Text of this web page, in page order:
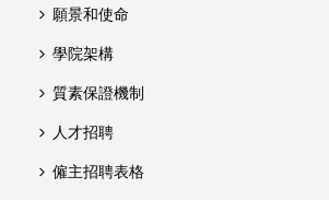
願景和使命
學院架構
質素保證機制
人才招聘
僱主招聘表格